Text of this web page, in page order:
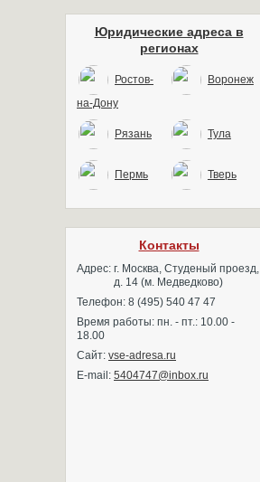
Юридические адреса в
регионах
Ростов-
на-Дону
Воронеж
Рязань Тула
Пермь Тверь
Контакты
Адрес: г. Москва, Студеный проезд,
д. 14 (м. Медведково)
Телефон: 8 (495) 540 47 47
Время работы: пн. - пт.: 10.00 -
18.00
Сайт: vse-adresa.ru
E-mail: 5404747@inbox.ru